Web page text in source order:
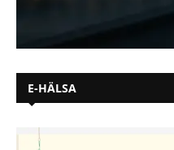
E-HÄLSA